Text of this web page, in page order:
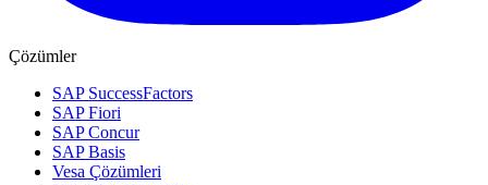
Çözümler
SAP SuccessFactors
SAP Fiori
SAP Concur
SAP Basis
Vesa Çözümleri